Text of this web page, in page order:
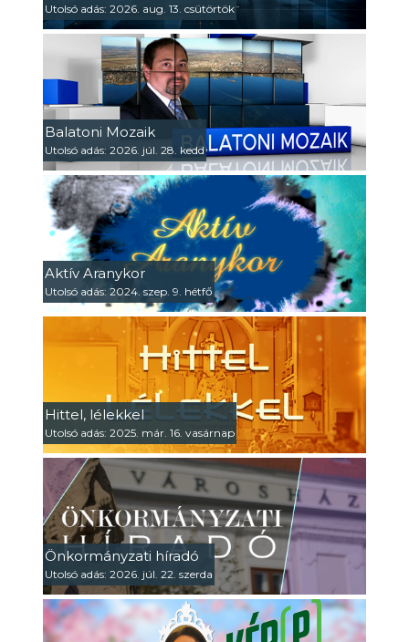
Utolsó adás: 2026. aug. 13. csütörtök
Balatoni Mozaik
Utolsó adás: 2026. júl. 28. kedd
Aktív Aranykor
Utolsó adás: 2024. szep. 9. hétfő
Hittel, lélekkel
Utolsó adás: 2025. már. 16. vasárnap
Önkormányzati híradó
Utolsó adás: 2026. júl. 22. szerda